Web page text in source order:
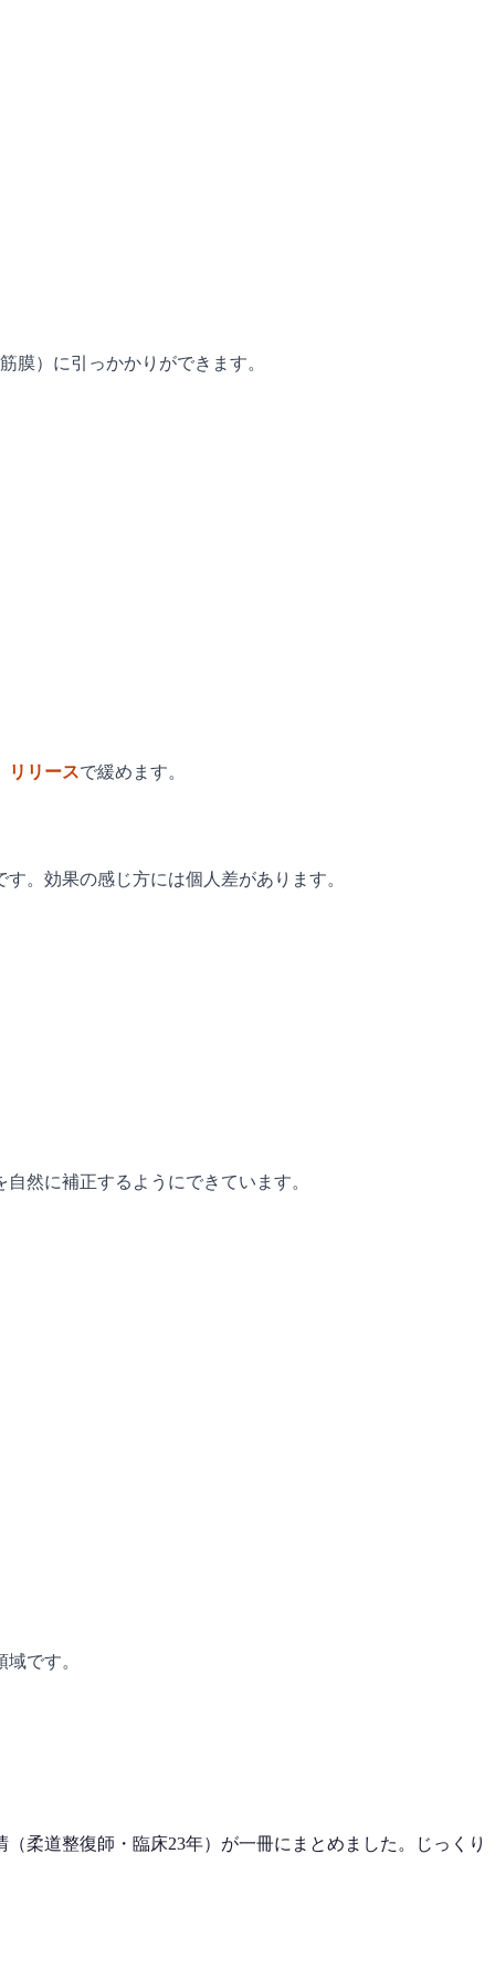
膜）に引っかかりができます。
リリースで緩めます。
。効果の感じ方には個人差があります。
然に補正するようにできています。
です。
柔道整復師・臨床23年）が一冊にまとめました。じっくり